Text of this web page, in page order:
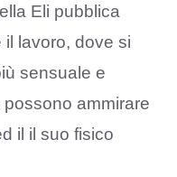
Eli pubblica
lavoro, dove si
sensuale e
ammirare
il il suo fisico